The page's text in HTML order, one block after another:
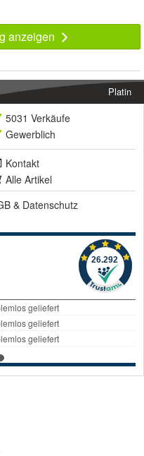
anzeigen
Platin
5031 Verkäufe
Gewerblich
Kontakt
Alle Artikel
& Datenschutz